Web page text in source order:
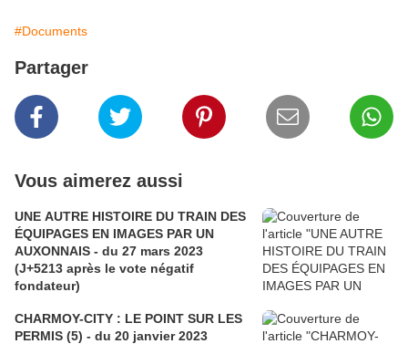
#Documents
Partager
Vous aimerez aussi
UNE AUTRE HISTOIRE DU TRAIN DES
ÉQUIPAGES EN IMAGES PAR UN
AUXONNAIS - du 27 mars 2023
(J+5213 après le vote négatif
fondateur)
CHARMOY-CITY : LE POINT SUR LES
PERMIS (5) - du 20 janvier 2023